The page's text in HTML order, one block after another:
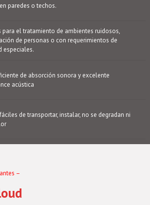
paredes o techos.
para el tratamiento de ambientes ruidosos,
de personas o con requerimientos de
especiales.
de absorción sonora y excelente
acústica
de transportar, instalar, no se degradan ni
–